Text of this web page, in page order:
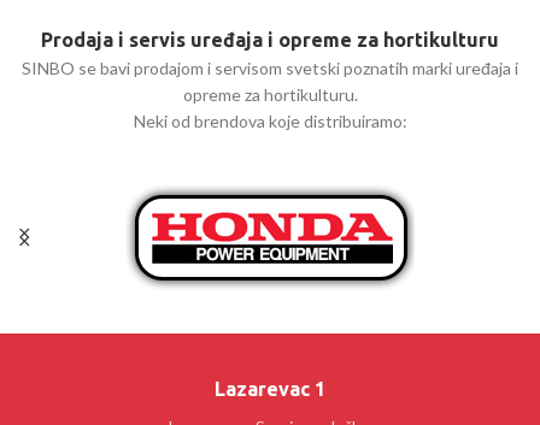
Prodaja i servis uređaja i opreme za hortikulturu
SINBO se bavi prodajom i servisom svetski poznatih marki uređaja i
opreme za hortikulturu.
Neki od brendova koje distribuiramo:
Lazarevac 1